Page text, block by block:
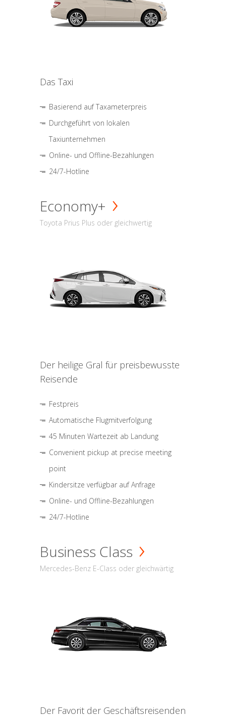
Das Taxi
Basierend auf Taxameterpreis
Durchgeführt von lokalen
Taxiunternehmen
Online- und Offline-Bezahlungen
24/7-Hotline
Economy+
Toyota Prius Plus oder gleichwertig
Der heilige Gral für preisbewusste
Reisende
Festpreis
Automatische Flugmitverfolgung
45 Minuten Wartezeit ab Landung
Convenient pickup at precise meeting
point
Kindersitze verfügbar auf Anfrage
Online- und Offline-Bezahlungen
24/7-Hotline
Business Class
Mercedes-Benz E-Class oder gleichwärtig
Der Favorit der Geschäftsreisenden